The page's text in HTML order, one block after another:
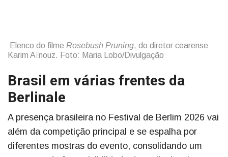
Elenco do filme Rosebush Pruning, do diretor cearense
Karim Aïnouz. Foto: Maria Lobo/Divulgação
Brasil em várias frentes da
Berlinale
A presença brasileira no Festival de Berlim 2026 vai
além da competição principal e se espalha por
diferentes mostras do evento, consolidando um